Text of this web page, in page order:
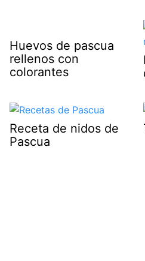
Huevos de pascua
rellenos con
colorantes
Receta de nidos de
Pascua